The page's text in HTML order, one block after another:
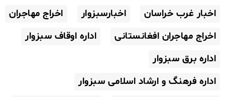
اخبار غرب خراسان
اخبارسبزوار
اخراج مهاجران
اخراج مهاجران افغانستانی
اداره اوقاف سبزوار
اداره برق سبزوار
اداره فرهنگ و ارشاد اسلامی سبزوار